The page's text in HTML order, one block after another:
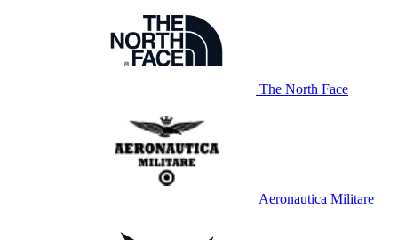
The North Face
Aeronautica Militare